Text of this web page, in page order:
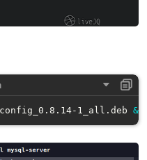
1_all.deb &&